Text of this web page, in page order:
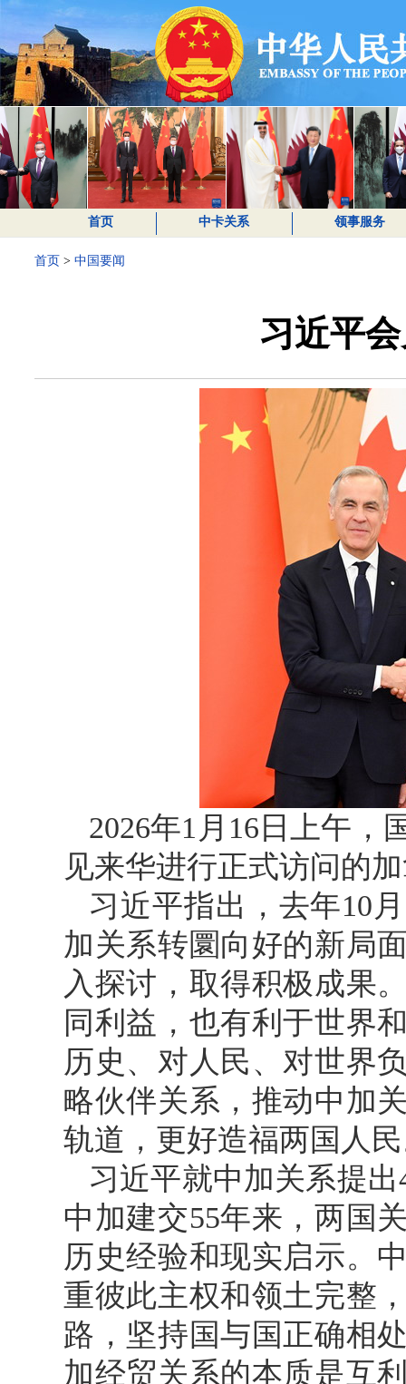
首页 中卡关系 领事服务
首页 > 中国要闻
习近平
2026年1月16日上午，
见来华进行正式访问的
习近平指出，去年10
加关系转圜向好的新局
入探讨，取得积极成果
同利益，也有利于世界
历史、对人民、对世界
略伙伴关系，推动中加
轨道，更好造福两国人
习近平就中加关系提
中加建交55年来，两国
历史经验和现实启示。
重彼此主权和领土完整
路，坚持国与国正确相
加经贸关系的本质是互